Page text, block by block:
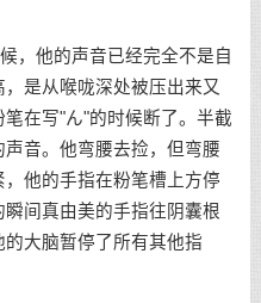
他的声音已经完全不是自
是从喉咙深处被压出来又
在写"ん"的时候断了。半截
音。他弯腰去捡，但弯腰
他的手指在粉笔槽上方停
间真由美的手指往阴囊根
大脑暂停了所有其他指